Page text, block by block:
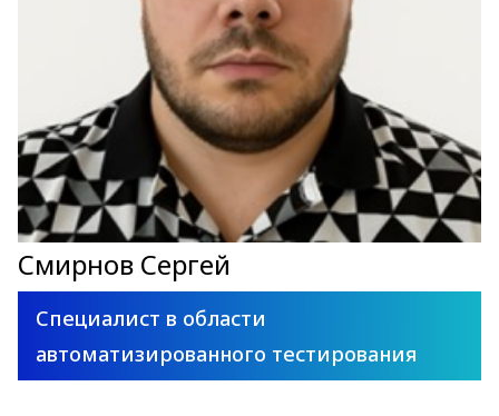
Смирнов Сергей
Специалист в области
автоматизированного тестирования